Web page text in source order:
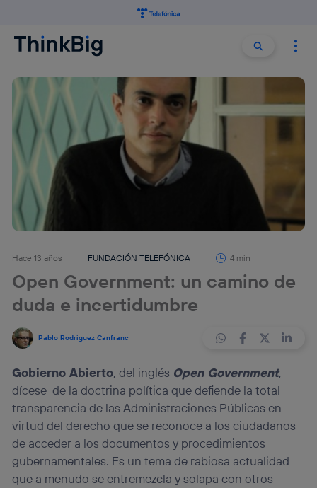
Buscar
Hace 13 años FUNDACIÓN TELEFÓNICA 4 min
Open Government: un camino de
duda e incertidumbre
Pablo Rodriguez Canfranc
Gobierno Abierto, del inglés Open Government,
dícese de la doctrina política que defiende la total
transparencia de las Administraciones Públicas en
virtud del derecho que se reconoce a los ciudadanos
de acceder a los documentos y procedimientos
gubernamentales. Es un tema de rabiosa actualidad
que a menudo se entremezcla y solapa con otros